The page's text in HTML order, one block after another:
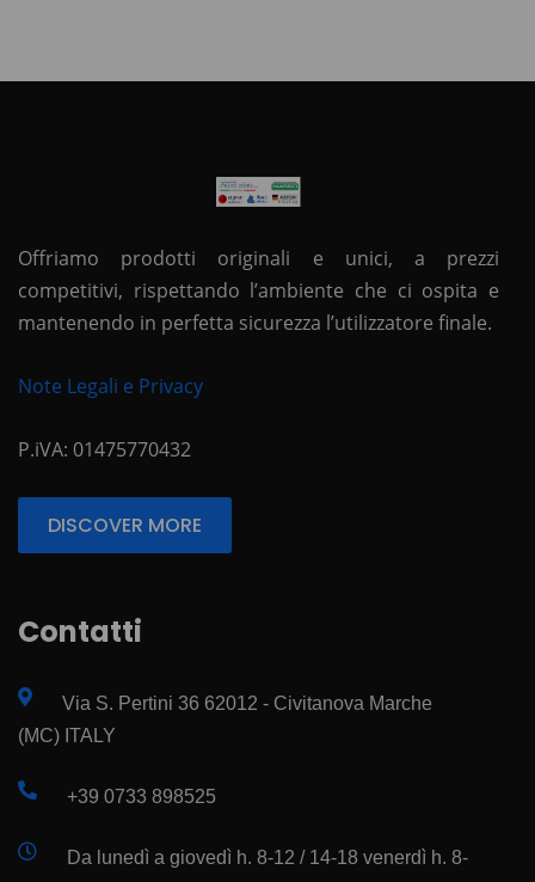
Offriamo prodotti originali e unici, a prezzi
competitivi, rispettando l’ambiente che ci ospita e
mantenendo in perfetta sicurezza l’utilizzatore finale.
Note Legali e Privacy
P.iVA: 01475770432
DISCOVER MORE
Contatti
Via S. Pertini 36 62012 - Civitanova Marche
(MC) ITALY
+39 0733 898525
Da lunedì a giovedì h. 8-12 / 14-18 venerdì h. 8-